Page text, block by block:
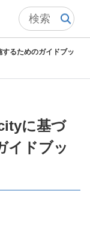
委員会
るためのガイドブッ
に基づ
イドブッ